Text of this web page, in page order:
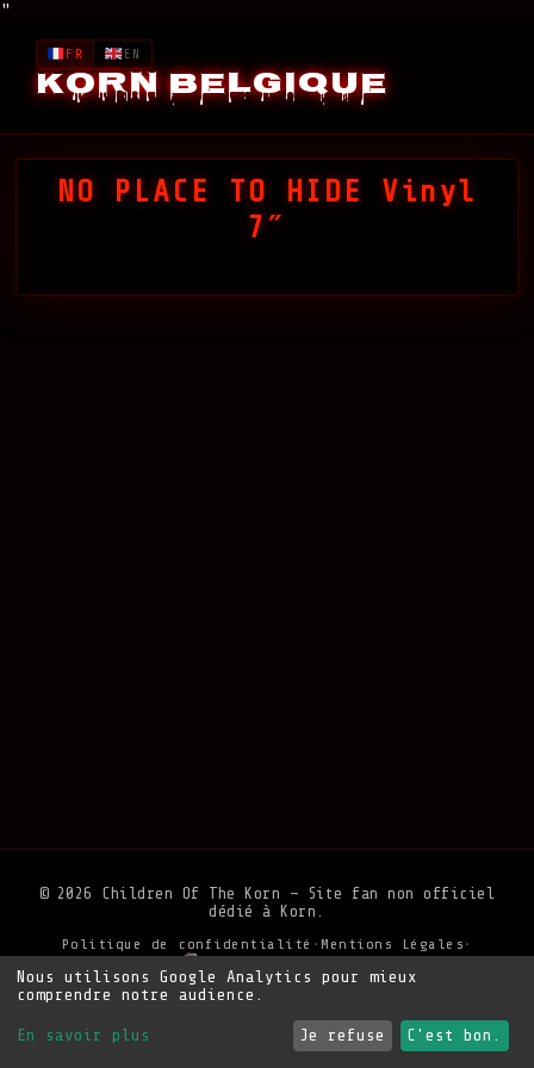
"
Korn Belgique
FR EN
NO PLACE TO HIDE Vinyl
7″
© 2026 Children Of The Korn — Site fan non officiel
dédié à Korn.
Politique de confidentialité • Mentions Légales •
Soutenir le site
Nous utilisons Google Analytics pour mieux
comprendre notre audience.
En savoir plus Je refuse C'est bon.